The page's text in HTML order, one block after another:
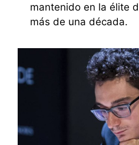
mantenido en la élite
más de una década.